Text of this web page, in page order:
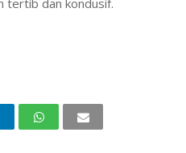
tertib dan kondusif.